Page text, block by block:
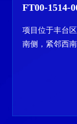
FT00-1514-
项目位于丰台
南侧，紧邻西南